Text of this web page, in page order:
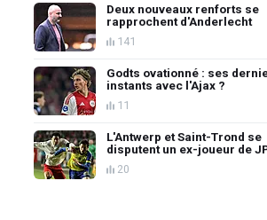
Deux nouveaux renforts se
rapprochent d'Anderlecht
141
Godts ovationné : ses
instants avec l'Ajax ?
11
L'Antwerp et Saint-Trond se
disputent un ex-joueur de
20